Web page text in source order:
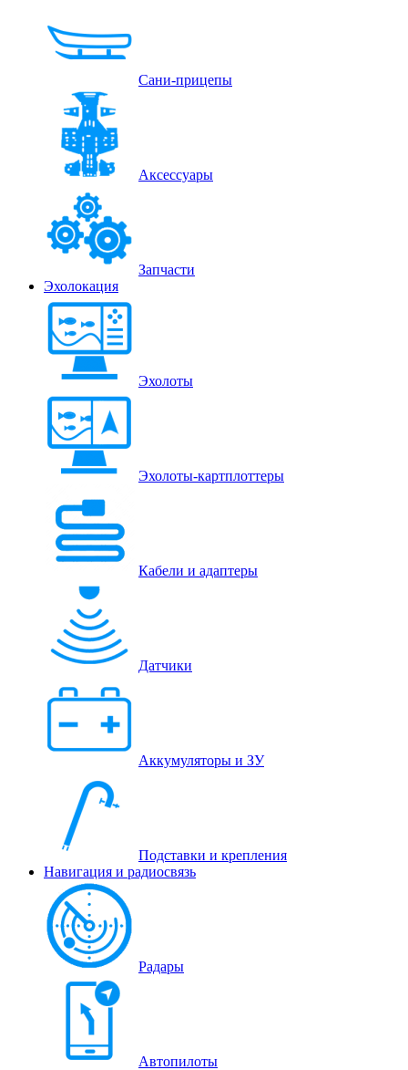
Сани-прицепы
Аксессуары
Запчасти
Эхолокация
Эхолоты
Эхолоты-картплоттеры
Кабели и адаптеры
Датчики
Аккумуляторы и ЗУ
Подставки и крепления
Навигация и радиосвязь
Радары
Автопилоты